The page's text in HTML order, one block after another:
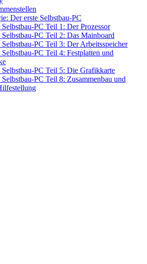
Der erste Selbstbau-PC
Selbstbau-PC Teil 1: Der Prozessor
Selbstbau-PC Teil 2: Das Mainboard
Selbstbau-PC Teil 3: Der Arbeitsspeicher
Selbstbau-PC Teil 4: Festplatten und
Selbstbau-PC Teil 5: Die Grafikkarte
Selbstbau-PC Teil 8: Zusammenbau und